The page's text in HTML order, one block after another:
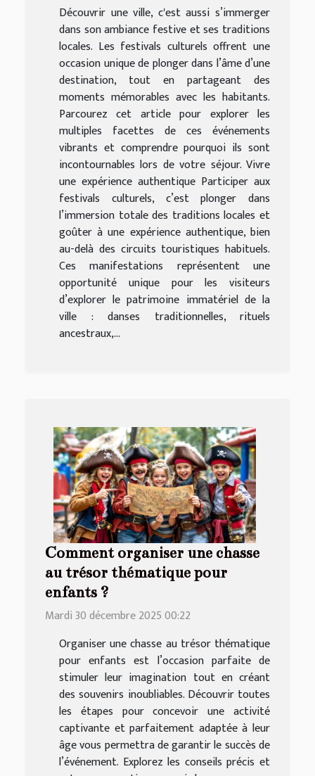
Découvrir une ville, c'est aussi s’immerger
dans son ambiance festive et ses traditions
locales. Les festivals culturels offrent une
occasion unique de plonger dans l’âme d’une
destination, tout en partageant des
moments mémorables avec les habitants.
Parcourez cet article pour explorer les
multiples facettes de ces événements
vibrants et comprendre pourquoi ils sont
incontournables lors de votre séjour. Vivre
une expérience authentique Participer aux
festivals culturels, c’est plonger dans
l’immersion totale des traditions locales et
goûter à une expérience authentique, bien
au-delà des circuits touristiques habituels.
Ces manifestations représentent une
opportunité unique pour les visiteurs
d’explorer le patrimoine immatériel de la
ville : danses traditionnelles, rituels
ancestraux,...
Comment organiser une chasse
au trésor thématique pour
enfants ?
Mardi 30 décembre 2025 00:22
Organiser une chasse au trésor thématique
pour enfants est l’occasion parfaite de
stimuler leur imagination tout en créant
des souvenirs inoubliables. Découvrir toutes
les étapes pour concevoir une activité
captivante et parfaitement adaptée à leur
âge vous permettra de garantir le succès de
l’événement. Explorez les conseils précis et